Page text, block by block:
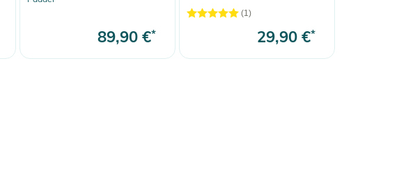
89,90 €*
(1)
29,90 €*